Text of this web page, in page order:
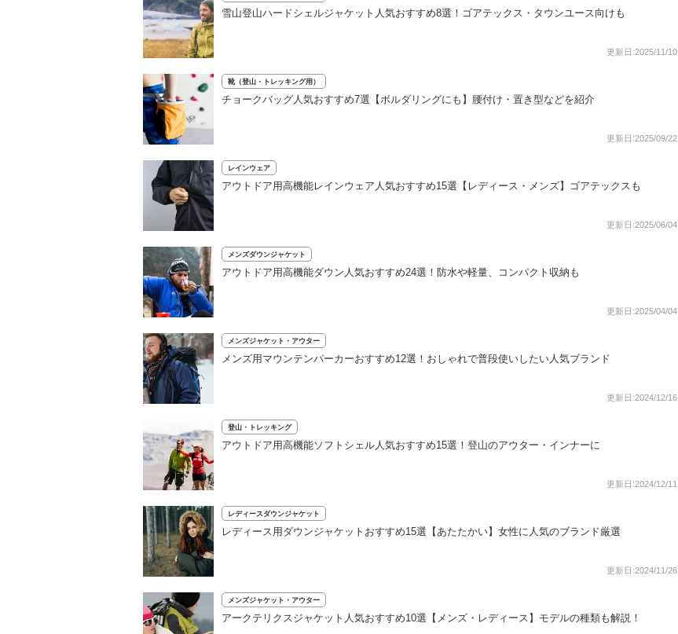
雪山登山ハードシェルジャケット人気おすすめ8選！ゴアテックス・タウンユース向けも
更新日:2025/11/10
靴（登山・トレッキング用）
チョークバッグ人気おすすめ7選【ボルダリングにも】腰付け・置き型などを紹介
更新日:2025/09/22
レインウェア
アウトドア用高機能レインウェア人気おすすめ15選【レディース・メンズ】ゴアテックスも
更新日:2025/06/04
メンズダウンジャケット
アウトドア用高機能ダウン人気おすすめ24選！防水や軽量、コンパクト収納も
更新日:2025/04/04
メンズジャケット・アウター
メンズ用マウンテンパーカーおすすめ12選！おしゃれで普段使いしたい人気ブランド
更新日:2024/12/16
登山・トレッキング
アウトドア用高機能ソフトシェル人気おすすめ15選！登山のアウター・インナーに
更新日:2024/12/11
レディースダウンジャケット
レディース用ダウンジャケットおすすめ15選【あたたかい】女性に人気のブランド厳選
更新日:2024/11/26
メンズジャケット・アウター
アークテリクスジャケット人気おすすめ10選【メンズ・レディース】モデルの種類も解説！